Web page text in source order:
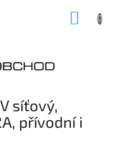
síťový,
přívodní i